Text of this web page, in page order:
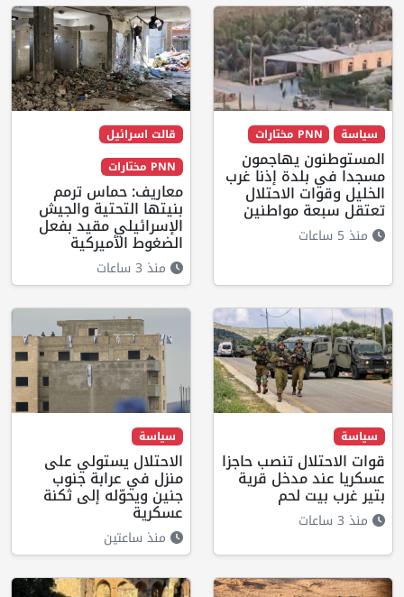
سياسة PNN مختارات
المستوطنون يهاجمون
مسجدا في بلدة إذنا غرب
الخليل وقوات الاحتلال
تعتقل سبعة مواطنين
منذ 5 ساعات
قالت اسرائيل
PNN مختارات
معاريف: حماس ترمم
بنيتها التحتية والجيش
الإسرائيلي مقيد بفعل
الضغوط الأميركية
منذ 3 ساعات
سياسة
قوات الاحتلال تنصب حاجزا
عسكريا عند مدخل قرية
بتير غرب بيت لحم
منذ 3 ساعات
سياسة
الاحتلال يستولي على
منزل في عرابة جنوب
جنين ويحوّله إلى ثكنة
عسكرية
منذ ساعتين